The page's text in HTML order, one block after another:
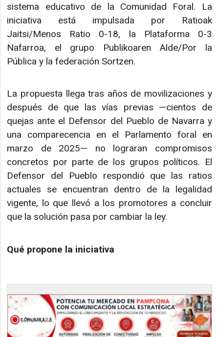
sistema educativo de la Comunidad Foral. La
iniciativa está impulsada por Ratioak
Jaitsi/Menos Ratio 0-18, la Plataforma 0-3
Nafarroa, el grupo Publikoaren Alde/Por la
Pública y la federación Sortzen.
La propuesta llega tras años de movilizaciones y
después de que las vías previas —cientos de
quejas ante el Defensor del Pueblo de Navarra y
una comparecencia en el Parlamento foral en
marzo de 2025— no lograran compromisos
concretos por parte de los grupos políticos. El
Defensor del Pueblo respondió que las ratios
actuales se encuentran dentro de la legalidad
vigente, lo que llevó a los promotores a concluir
que la solución pasa por cambiar la ley.
Qué propone la iniciativa